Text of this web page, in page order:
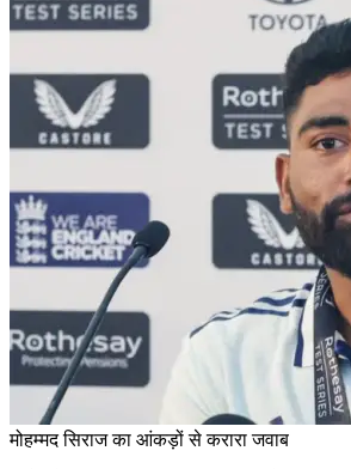
मोहम्मद सिराज का आंकड़ों से करारा जवाब